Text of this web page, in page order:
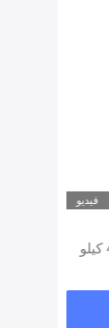
فيديو
الصوتية الصناعية الفولاذ المقاوم للصدأ 560 لتر 40 كيلو